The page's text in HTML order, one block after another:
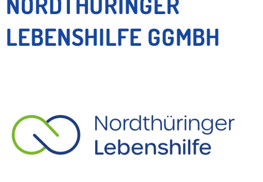
LEBENSHILFE GGMBH